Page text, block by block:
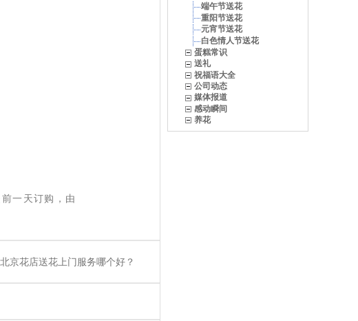
一天订购，由
京花店送花上门服务哪个好？
端午节送花
重阳节送花
元宵节送花
白色情人节送花
蛋糕常识
送礼
祝福语大全
公司动态
媒体报道
感动瞬间
养花